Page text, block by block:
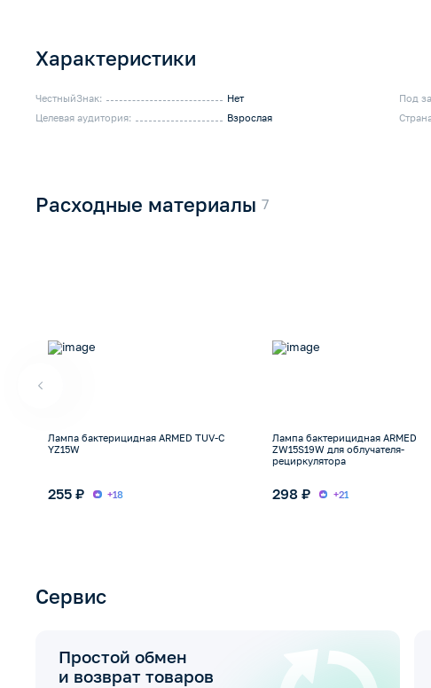
Характеристики
ЧестныйЗнак:
Нет
Целевая аудитория:
Взрослая
Под
Расходные материалы
Лампа бактерицидная ARMED TUV-C
YZ15W
255 ₽ +18
Лампа бактерицидная ARMED
ZW15S19W для облучателя-
рециркулятора
298 ₽ +21
Сервис
Простой обмен
и возврат товаров